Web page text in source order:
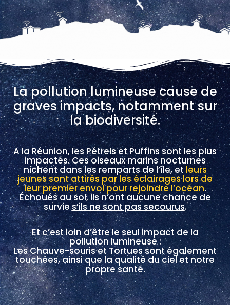
La pollution lumineuse cause de
graves impacts, notamment sur
la biodiversité.
A la Réunion, les Pétrels et Puffins sont les plus
impactés. Ces oiseaux marins nocturnes
nichent dans les remparts de l’île, etleurs
jeunes sont attirés par les éclairages lors de
leur premier envol pour rejoindre l’océan.
Échoués au sol, ils n’ont aucune chance de
survies’ils ne sont pas secourus.
Et c’est loin d’être le seul impact de la
pollution lumineuse :
Les Chauve-souris et Tortues sont également
touchées, ainsi que la qualité du ciel et notre
propre santé.